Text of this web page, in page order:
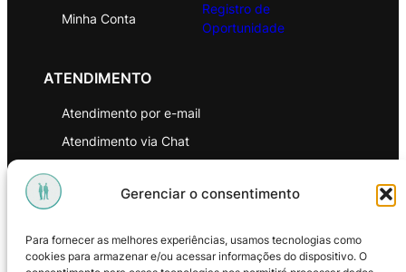
Gerenciar o consentimento
Para fornecer as melhores experiências, usamos tecnologias como
cookies para armazenar e/ou acessar informações do dispositivo. O
Minha Conta
Registro de
Oportunidade
ATENDIMENTO
Atendimento por e-mail
Atendimento via Chat
Política de Privacidade